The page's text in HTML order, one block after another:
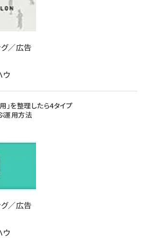
／広告
ウ
」を整理したら4タイプ
運用方法
／広告
ウ